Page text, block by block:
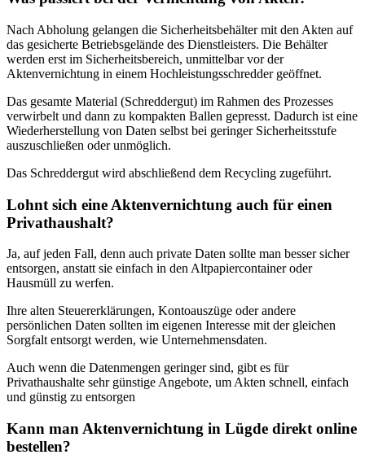
Nach Abholung gelangen die Sicherheitsbehälter mit den Akten auf
das gesicherte Betriebsgelände des Dienstleisters. Die Behälter
werden erst im Sicherheitsbereich, unmittelbar vor der
Aktenvernichtung in einem Hochleistungsschredder geöffnet.
Das gesamte Material (Schreddergut) im Rahmen des Prozesses
verwirbelt und dann zu kompakten Ballen gepresst. Dadurch ist eine
Wiederherstellung von Daten selbst bei geringer Sicherheitsstufe
auszuschließen oder unmöglich.
Das Schreddergut wird abschließend dem Recycling zugeführt.
Lohnt sich eine Aktenvernichtung auch für einen
Privathaushalt?
Ja, auf jeden Fall, denn auch private Daten sollte man besser sicher
entsorgen, anstatt sie einfach in den Altpapiercontainer oder
Hausmüll zu werfen.
Ihre alten Steuererklärungen, Kontoauszüge oder andere
persönlichen Daten sollten im eigenen Interesse mit der gleichen
Sorgfalt entsorgt werden, wie Unternehmensdaten.
Auch wenn die Datenmengen geringer sind, gibt es für
Privathaushalte sehr günstige Angebote, um Akten schnell, einfach
und günstig zu entsorgen
Kann man Aktenvernichtung in Lügde direkt online
bestellen?